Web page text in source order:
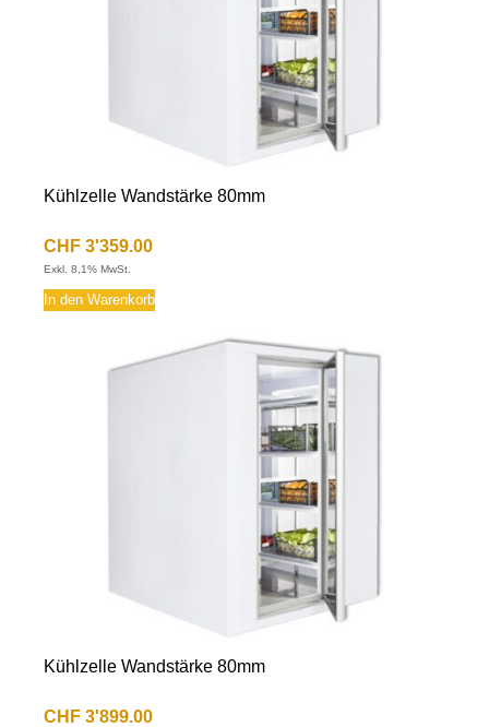
Kühlzelle Wandstärke 80mm
CHF 3'359.00
Exkl. 8,1% MwSt.
In den Warenkorb
Kühlzelle Wandstärke 80mm
CHF 3'899.00